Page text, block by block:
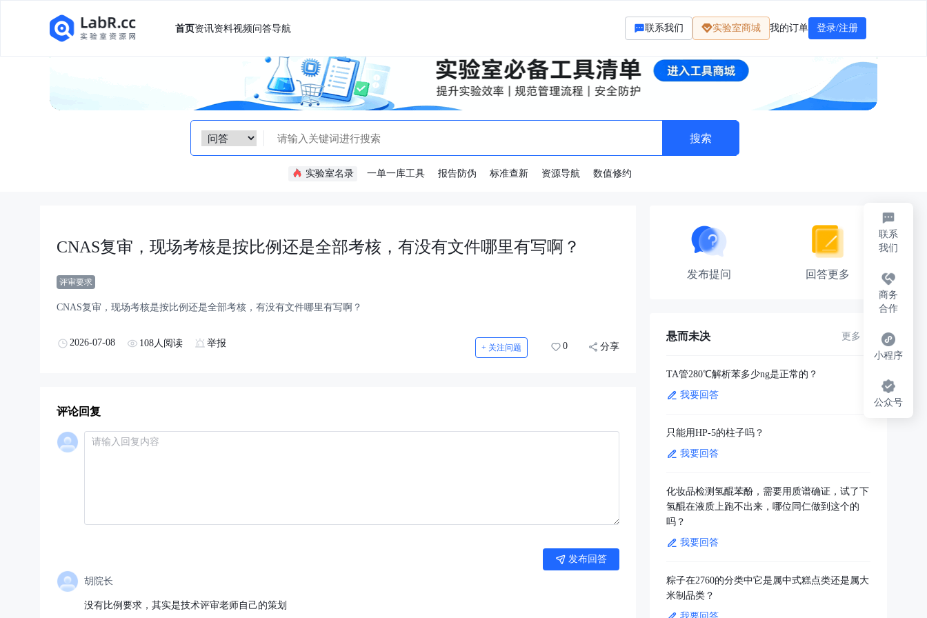
首页资讯资料视频问答导航 联系我们 实验室商城 我的订单 登录/注册
实验室名录 一单一库工具 报告防伪 标准查新 资源导航 数值修约
CNAS复审，现场考核是按比例还是全部考核，有没有文件哪里有写啊？
评审要求
CNAS复审，现场考核是按比例还是全部考核，有没有文件哪里有写啊？
2026-07-08 108人阅读 举报 + 关注问题 0 分享
评论回复
发布回答
胡院长
没有比例要求，其实是技术评审老师自己的策划
发布提问 回答更多
悬而未决 更多
TA管280℃解析苯多少ng是正常的？
我要回答
只能用HP-5的柱子吗？
我要回答
化妆品检测氢醌苯酚，需要用质谱确证，试了下
氢醌在液质上跑不出来，哪位同仁做到这个的
吗？
我要回答
粽子在2760的分类中它是属中式糕点类还是属大
米制品类？
联系
我们
商务
合作
小程序
公众号